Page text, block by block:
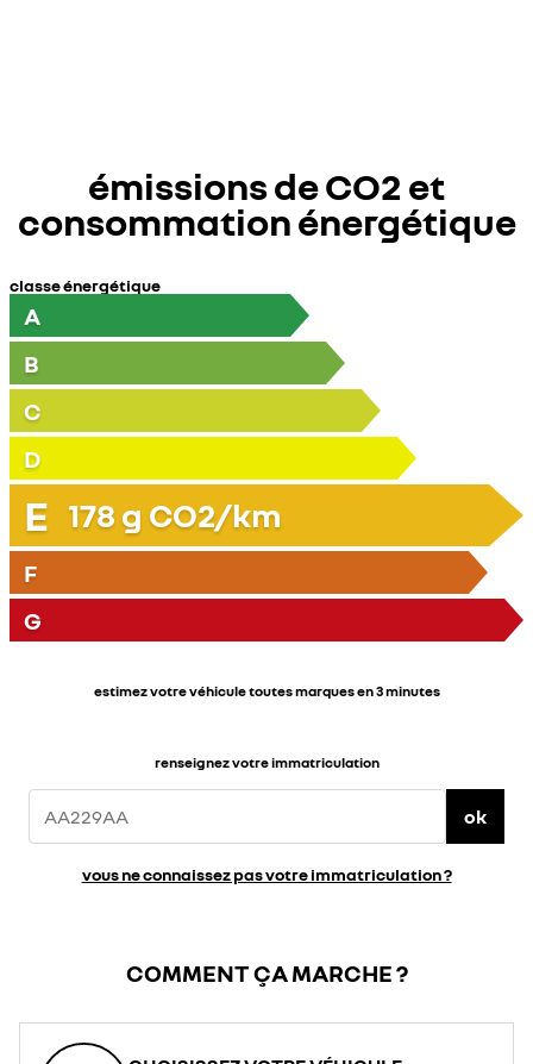
émissions de CO2 et
consommation énergétique
classe énergétique
A
B
C
D
E 178 g CO2/km
F
G
estimez votre véhicule toutes marques en 3 minutes
renseignez votre immatriculation
ok
vous ne connaissez pas votre immatriculation ?
COMMENT ÇA MARCHE ?